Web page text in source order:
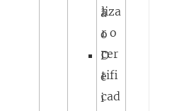
ã
o
D
e
i
liza
r o
cer
tifi
cad